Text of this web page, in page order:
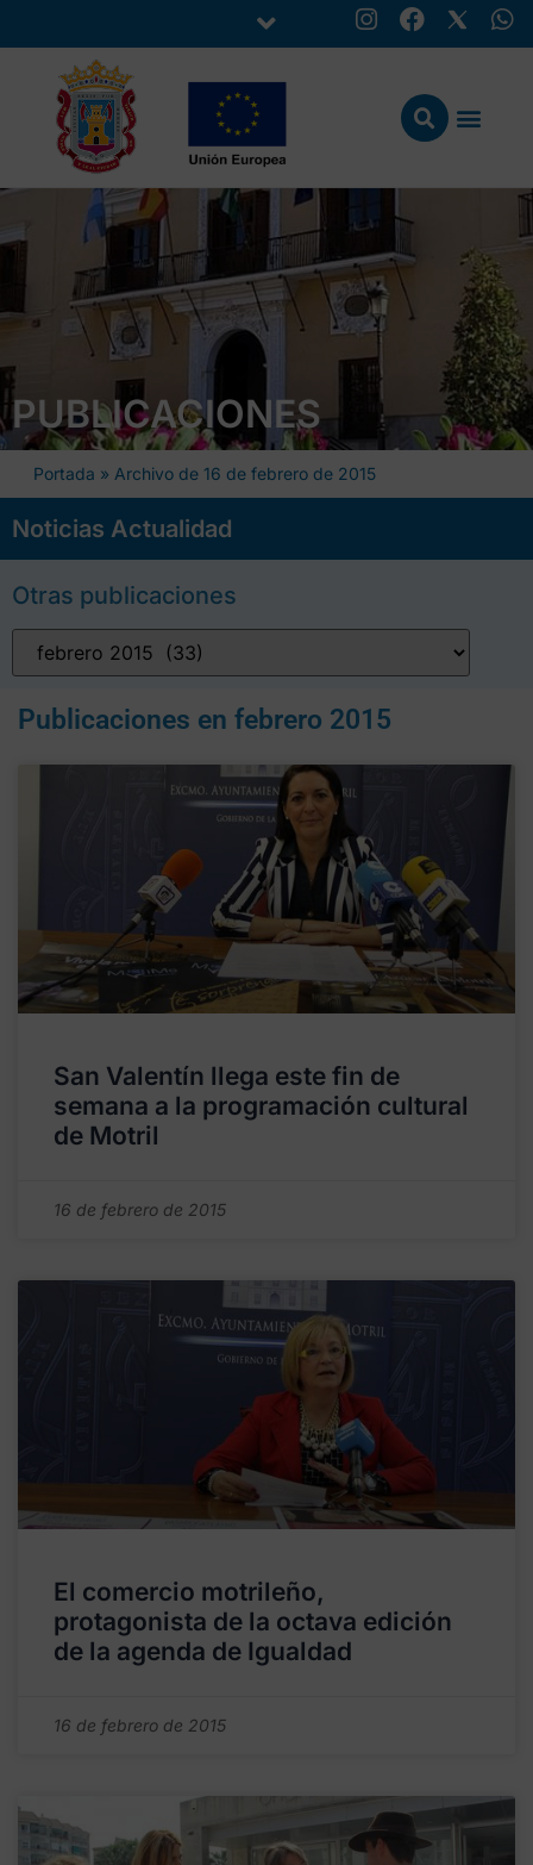
PUBLICACIONES
Portada » Archivo de 16 de febrero de 2015
Noticias Actualidad
Otras publicaciones
Publicaciones en febrero 2015
San Valentín llega este fin de
semana a la programación cultural
de Motril
16 de febrero de 2015
El comercio motrileño,
protagonista de la octava edición
de la agenda de Igualdad
16 de febrero de 2015